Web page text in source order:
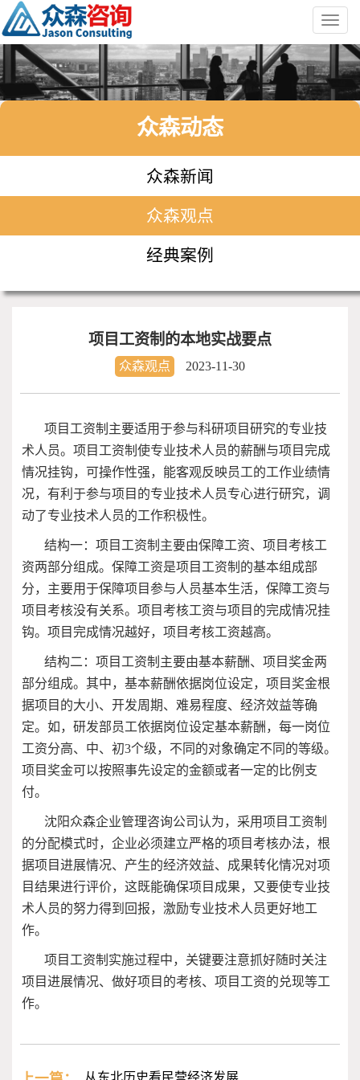
众森动态
众森新闻
众森观点
经典案例
项目工资制的本地实战要点
众森观点 2023-11-30
项目工资制主要适用于参与科研项目研究的专业技
术人员。项目工资制使专业技术人员的薪酬与项目完成
情况挂钩，可操作性强，能客观反映员工的工作业绩情
况，有利于参与项目的专业技术人员专心进行研究，调
动了专业技术人员的工作积极性。
结构一：项目工资制主要由保障工资、项目考核工
资两部分组成。保障工资是项目工资制的基本组成部
分，主要用于保障项目参与人员基本生活，保障工资与
项目考核没有关系。项目考核工资与项目的完成情况挂
钩。项目完成情况越好，项目考核工资越高。
结构二：项目工资制主要由基本薪酬、项目奖金两
部分组成。其中，基本薪酬依据岗位设定，项目奖金根
据项目的大小、开发周期、难易程度、经济效益等确
定。如，研发部员工依据岗位设定基本薪酬，每一岗位
工资分高、中、初3个级，不同的对象确定不同的等级。
项目奖金可以按照事先设定的金额或者一定的比例支
付。
沈阳众森企业管理咨询公司认为，采用项目工资制
的分配模式时，企业必须建立严格的项目考核办法，根
据项目进展情况、产生的经济效益、成果转化情况对项
目结果进行评价，这既能确保项目成果，又要使专业技
术人员的努力得到回报，激励专业技术人员更好地工
作。
项目工资制实施过程中，关键要注意抓好随时关注
项目进展情况、做好项目的考核、项目工资的兑现等工
作。